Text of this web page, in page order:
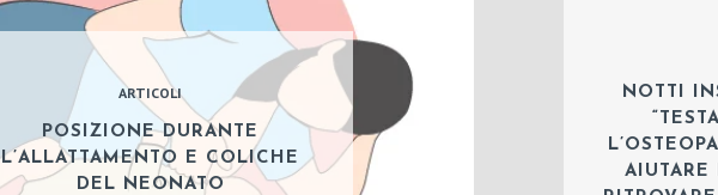
ARTICOLI
POSIZIONE DURANTE
L’ALLATTAMENTO E COLICHE
DEL NEONATO
NOTTI